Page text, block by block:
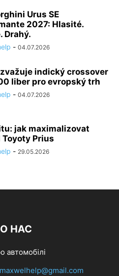
Urus SE
2027: Hlasité.
Drahý.
- 04.07.2026
indický crossover
liber pro evropský trh
- 04.07.2026
jak maximalizovat
Toyoty Prius
- 29.05.2026
НАС
автомобілі
maxwelhelp@gmail.com